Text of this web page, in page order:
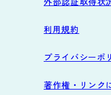
利用規約
プライバシーポ
著作権・リンク